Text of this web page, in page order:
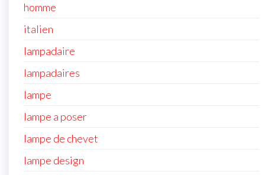
homme
italien
lampadaire
lampadaires
lampe
lampe a poser
lampe de chevet
lampe design